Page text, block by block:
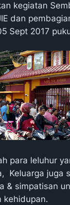
kegiatan
dan
Sept 2017
para leluhur
Keluarga juga
& simpatisan
kehidupan.